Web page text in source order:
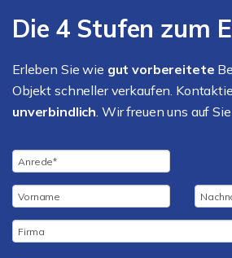
Die 4 Stufen zum
Erleben Sie wie gut vorbereitete
Objekt schneller verkaufen.
unverbindlich. Wir freuen uns auf